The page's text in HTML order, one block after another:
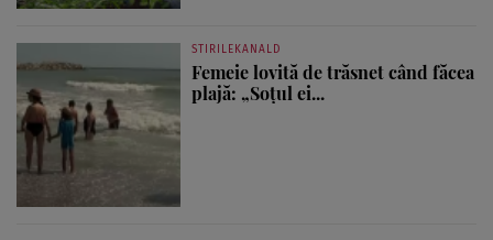
STIRILEKANALD
Femeie lovită de trăsnet când făcea
plajă: „Soțul ei...